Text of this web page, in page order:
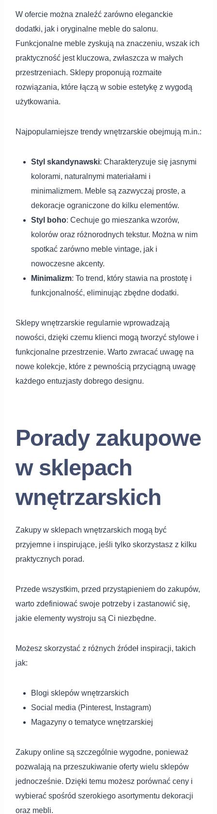
W ofercie można znaleźć zarówno eleganckie
dodatki, jak i oryginalne meble do salonu.
Funkcjonalne meble zyskują na znaczeniu, wszak ich
praktyczność jest kluczowa, zwłaszcza w małych
przestrzeniach. Sklepy proponują rozmaite
rozwiązania, które łączą w sobie estetykę z wygodą
użytkowania.
Najpopularniejsze trendy wnętrzarskie obejmują m.in.:
Styl skandynawski: Charakteryzuje się jasnymi
kolorami, naturalnymi materiałami i
minimalizmem. Meble są zazwyczaj proste, a
dekoracje ograniczone do kilku elementów.
Styl boho: Cechuje go mieszanka wzorów,
kolorów oraz różnorodnych tekstur. Można w nim
spotkać zarówno meble vintage, jak i
nowoczesne akcenty.
Minimalizm: To trend, który stawia na prostotę i
funkcjonalność, eliminując zbędne dodatki.
Sklepy wnętrzarskie regularnie wprowadzają
nowości, dzięki czemu klienci mogą tworzyć stylowe i
funkcjonalne przestrzenie. Warto zwracać uwagę na
nowe kolekcje, które z pewnością przyciągną uwagę
każdego entuzjasty dobrego designu.
Porady zakupowe
w sklepach
wnętrzarskich
Zakupy w sklepach wnętrzarskich mogą być
przyjemne i inspirujące, jeśli tylko skorzystasz z kilku
praktycznych porad.
Przede wszystkim, przed przystąpieniem do zakupów,
warto zdefiniować swoje potrzeby i zastanowić się,
jakie elementy wystroju są Ci niezbędne.
Możesz skorzystać z różnych źródeł inspiracji, takich
jak:
Blogi sklepów wnętrzarskich
Social media (Pinterest, Instagram)
Magazyny o tematyce wnętrzarskiej
Zakupy online są szczególnie wygodne, ponieważ
pozwalają na przeszukiwanie oferty wielu sklepów
jednocześnie. Dzięki temu możesz porównać ceny i
wybierać spośród szerokiego asortymentu dekoracji
oraz mebli.